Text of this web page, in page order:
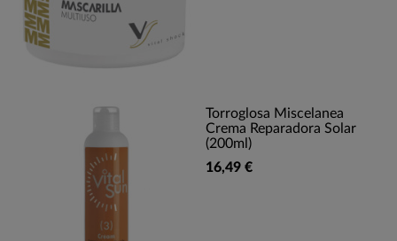
Torroglosa Miscelanea
Crema Reparadora Solar
(200ml)
16,49 €